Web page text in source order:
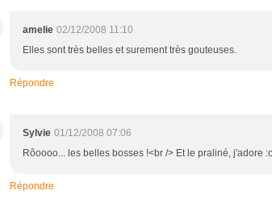
amelie 02/12/2008 11:10
Elles sont très belles et surement très gouteuses.
Répondre
Sylvie 01/12/2008 07:06
Rôoooo... les belles bosses !<br /> Et le praliné, j'adore
Répondre